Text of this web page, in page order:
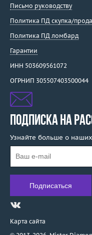
Письмо руководству
Политика ПД скупка/
Политика ПД ломбард
Гарантии
ИНН 503609561072
ОГРНИП 305507403500044
ПОДПИСКА НА
Узнайте больше о
Карта сайта